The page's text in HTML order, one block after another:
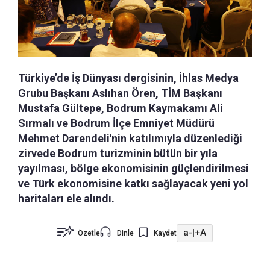
Türkiye’de İş Dünyası dergisinin, İhlas Medya
Grubu Başkanı Aslıhan Ören, TİM Başkanı
Mustafa Gültepe, Bodrum Kaymakamı Ali
Sırmalı ve Bodrum İlçe Emniyet Müdürü
Mehmet Darendeli'nin katılımıyla düzenlediği
zirvede Bodrum turizminin bütün bir yıla
yayılması, bölge ekonomisinin güçlendirilmesi
ve Türk ekonomisine katkı sağlayacak yeni yol
haritaları ele alındı.
Özetle Dinle Kaydet a-|+A